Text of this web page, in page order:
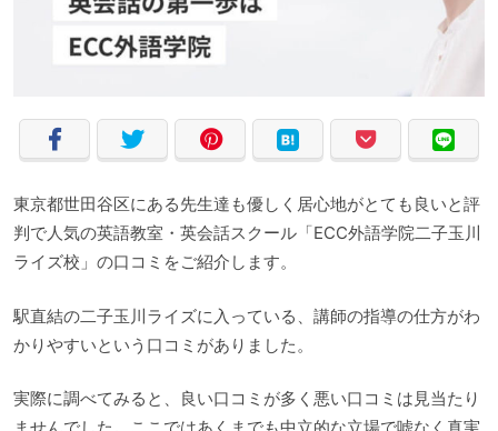
東京都世田谷区にある先生達も優しく居心地がとても良いと評
判で人気の英語教室・英会話スクール「ECC外語学院二子玉川
ライズ校」の口コミをご紹介します。
駅直結の二子玉川ライズに入っている、講師の指導の仕方がわ
かりやすいという口コミがありました。
実際に調べてみると、良い口コミが多く悪い口コミは見当たり